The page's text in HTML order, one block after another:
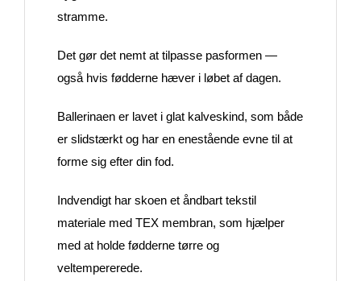
stramme.
Det gør det nemt at tilpasse pasformen —
også hvis fødderne hæver i løbet af dagen.
Ballerinaen er lavet i glat kalveskind, som både
er slidstærkt og har en enestående evne til at
forme sig efter din fod.
Indvendigt har skoen et åndbart tekstil
materiale med TEX membran, som hjælper
med at holde fødderne tørre og
veltempererede.